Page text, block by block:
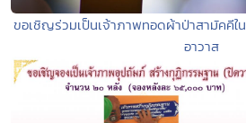
ขอเชิญร่วมเป็นเจ้าภาพทอดผ้าป่าสามัคคีใ
อาวาส